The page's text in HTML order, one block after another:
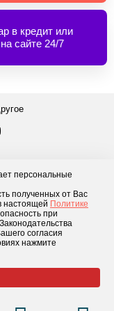
персональные
полученных от Вас
настоящей Политике
при
согласия
нажмите
в кредит или
сайте 24/7
Блог